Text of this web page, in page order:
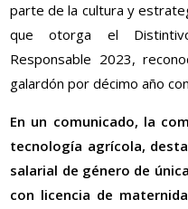
parte de la cultura y
que otorga el
Responsable 2023,
galardón por décimo año
En un comunicado, la
tecnología agrícola,
salarial de género de
con licencia de